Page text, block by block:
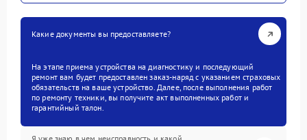
Какие документы вы предоставляете?
На этапе приема устройства на диагностику и последующий
ремонт вам будет предоставлен заказ-наряд с указанием страховых
обязательств на ваше устройство. Далее, после выполнения работ
по ремонту техники, вы получите акт выполненных работ и
гарантийный талон.